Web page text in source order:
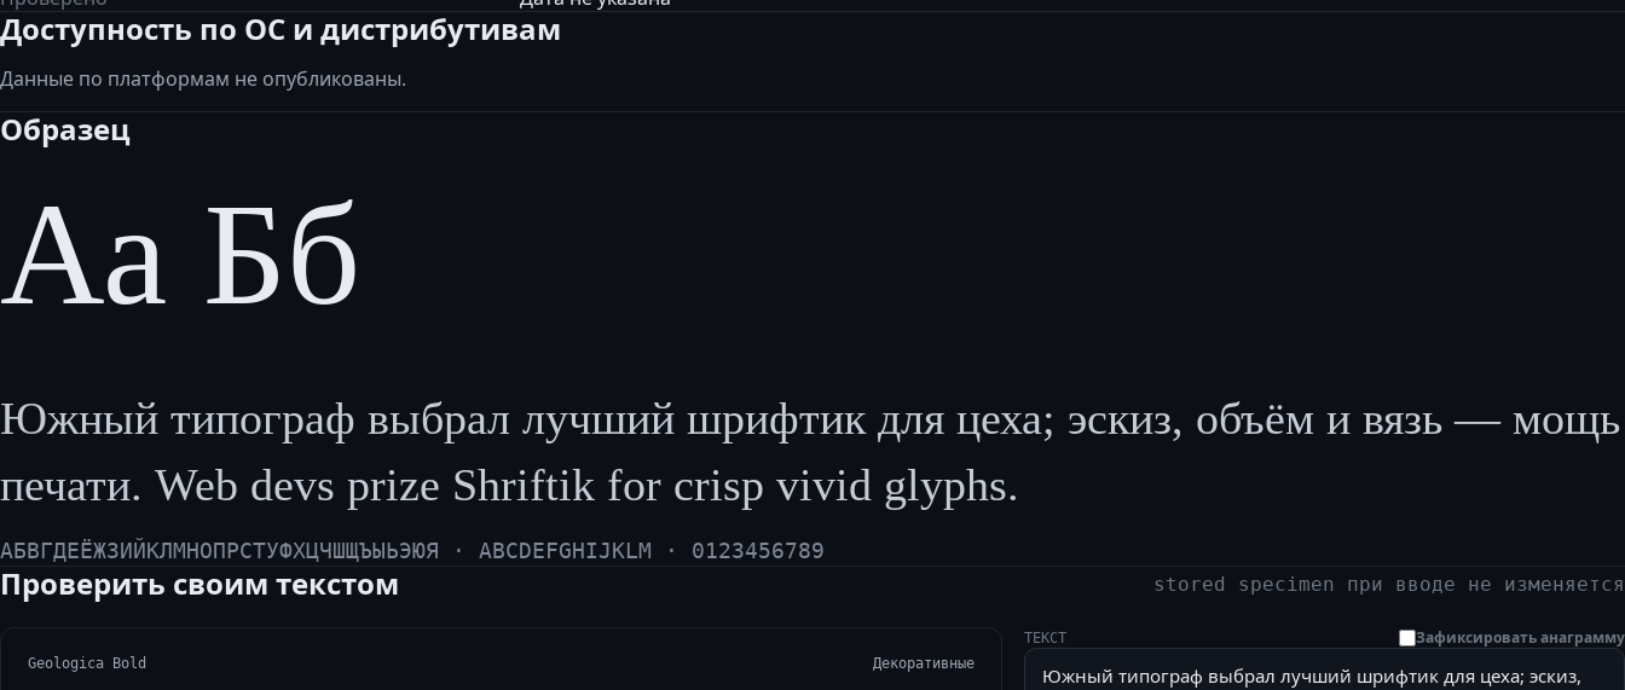
Доступность по ОС и дистрибутивам
Данные по платформам не опубликованы.
Образец
Аа Бб
Южный типограф выбрал лучший шрифтик для цеха; эскиз, объём и вязь — мощь
печати. Web devs prize Shriftik for crisp vivid glyphs.
АБВГДЕЁЖЗИЙКЛМНОПРСТУФХЦЧШЩЪЫЬЭЮЯ · ABCDEFGHIJKLM · 0123456789
Проверить своим текстом stored specimen при вводе не изменяется
Geologica Bold Декоративные
ТЕКСТ Зафиксировать анаграмму